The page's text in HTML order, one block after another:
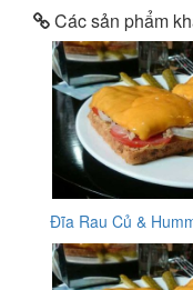
Các sản phẩm
Đĩa Rau Củ &